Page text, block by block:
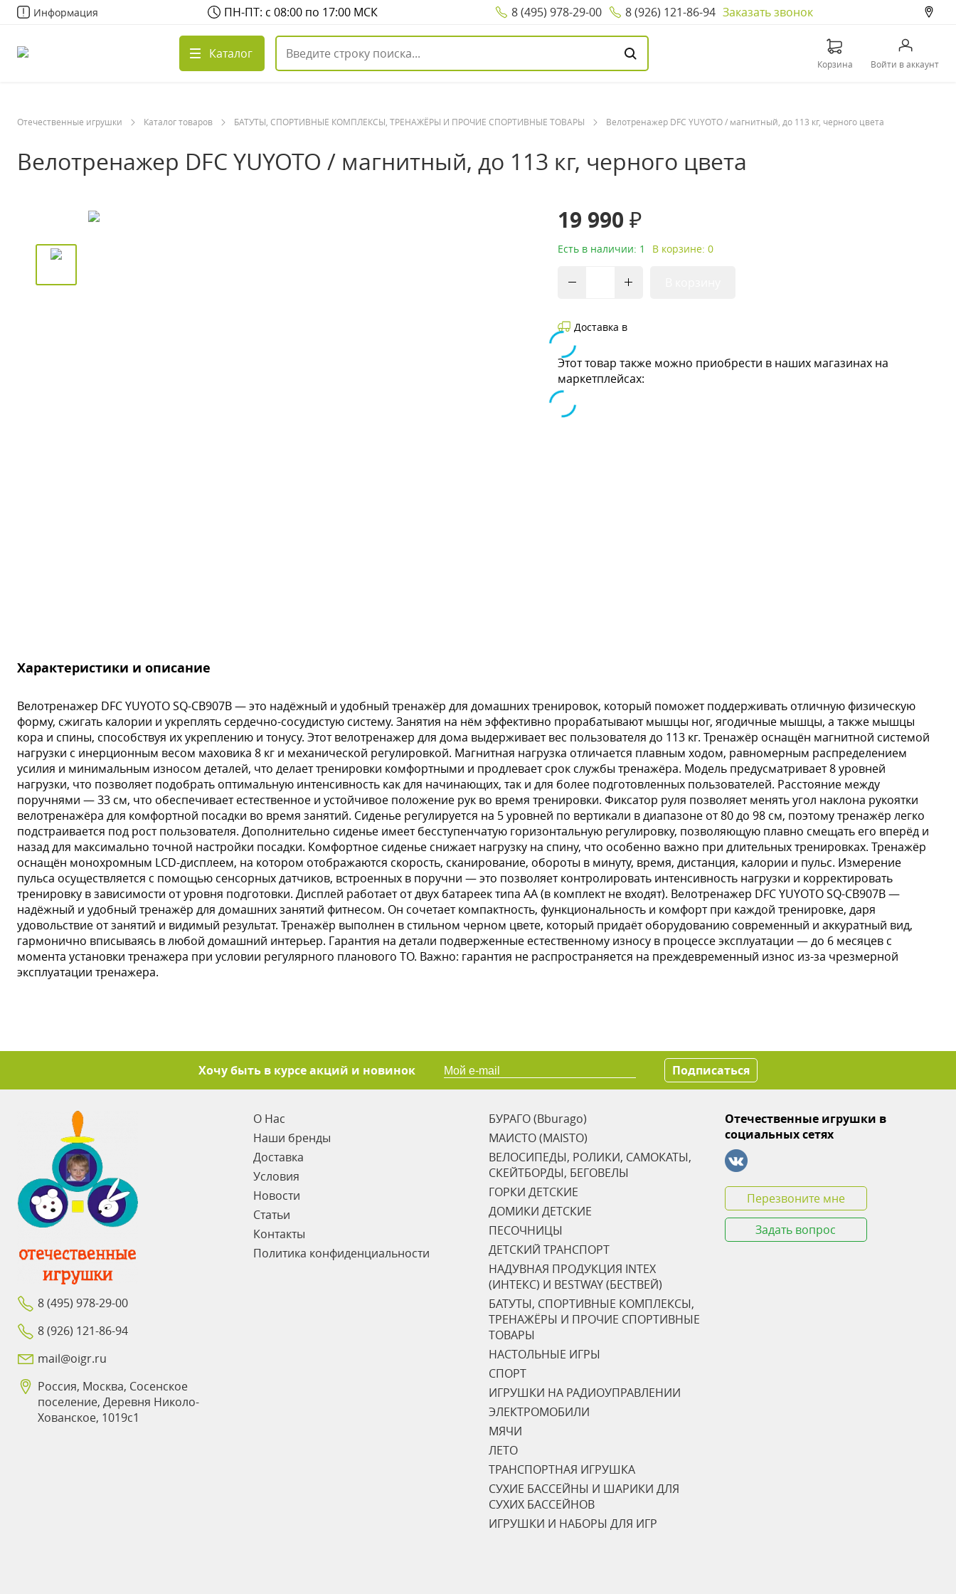
Информация ПН-ПТ: с 08:00 по 17:00 МСК 8 (495) 978-29-00 8 (926) 121-86-94 Заказать звонок
Каталог
Корзина Войти в аккаунт
Отечественные игрушки Каталог товаров БАТУТЫ, СПОРТИВНЫЕ КОМПЛЕКСЫ, ТРЕНАЖЁРЫ И ПРОЧИЕ СПОРТИВНЫЕ ТОВАРЫ Велотренажер DFC YUYOTO / магнитный, до 113 кг, черного цвета
Велотренажер DFC YUYOTO / магнитный, до 113 кг, черного цвета
19 990 ₽
Есть в наличии: 1 В корзине: 0
Доставка в
Этот товар также можно приобрести в наших магазинах на
маркетплейсах:
Характеристики и описание
Велотренажер DFC YUYOTO SQ-CB907B — это надёжный и удобный тренажёр для домашних тренировок, который поможет поддерживать отличную физическую
форму, сжигать калории и укреплять сердечно-сосудистую систему. Занятия на нём эффективно прорабатывают мышцы ног, ягодичные мышцы, а также мышцы
кора и спины, способствуя их укреплению и тонусу. Этот велотренажер для дома выдерживает вес пользователя до 113 кг. Тренажёр оснащён магнитной системой
нагрузки с инерционным весом маховика 8 кг и механической регулировкой. Магнитная нагрузка отличается плавным ходом, равномерным распределением
усилия и минимальным износом деталей, что делает тренировки комфортными и продлевает срок службы тренажёра. Модель предусматривает 8 уровней
нагрузки, что позволяет подобрать оптимальную интенсивность как для начинающих, так и для более подготовленных пользователей. Расстояние между
поручнями — 33 см, что обеспечивает естественное и устойчивое положение рук во время тренировки. Фиксатор руля позволяет менять угол наклона рукоятки
велотренажёра для комфортной посадки во время занятий. Сиденье регулируется на 5 уровней по вертикали в диапазоне от 80 до 98 см, поэтому тренажёр легко
подстраивается под рост пользователя. Дополнительно сиденье имеет бесступенчатую горизонтальную регулировку, позволяющую плавно смещать его вперёд и
назад для максимально точной настройки посадки. Комфортное сиденье снижает нагрузку на спину, что особенно важно при длительных тренировках. Тренажёр
оснащён монохромным LCD-дисплеем, на котором отображаются скорость, сканирование, обороты в минуту, время, дистанция, калории и пульс. Измерение
пульса осуществляется с помощью сенсорных датчиков, встроенных в поручни — это позволяет контролировать интенсивность нагрузки и корректировать
тренировку в зависимости от уровня подготовки. Дисплей работает от двух батареек типа АА (в комплект не входят). Велотренажер DFC YUYOTO SQ-CB907B —
надёжный и удобный тренажёр для домашних занятий фитнесом. Он сочетает компактность, функциональность и комфорт при каждой тренировке, даря
удовольствие от занятий и видимый результат. Тренажёр выполнен в стильном черном цвете, который придаёт оборудованию современный и аккуратный вид,
гармонично вписываясь в любой домашний интерьер. Гарантия на детали подверженные естественному износу в процессе эксплуатации — до 6 месяцев с
момента установки тренажера при условии регулярного планового ТО. Важно: гарантия не распространяется на преждевременный износ из-за чрезмерной
эксплуатации тренажера.
Хочу быть в курсе акций и новинок Подписаться
8 (495) 978-29-00
8 (926) 121-86-94
mail@oigr.ru
Россия, Москва, Сосенское
поселение, Деревня Николо-
Хованское, 1019с1
О Нас
Наши бренды
Доставка
Условия
Новости
Статьи
Контакты
Политика конфиденциальности
БУРАГО (Bburago)
МАИСТО (MAISTO)
ВЕЛОСИПЕДЫ, РОЛИКИ, САМОКАТЫ,
СКЕЙТБОРДЫ, БЕГОВЕЛЫ
ГОРКИ ДЕТСКИЕ
ДОМИКИ ДЕТСКИЕ
ПЕСОЧНИЦЫ
ДЕТСКИЙ ТРАНСПОРТ
НАДУВНАЯ ПРОДУКЦИЯ INTEX
(ИНТЕКС) И BESTWAY (БЕСТВЕЙ)
БАТУТЫ, СПОРТИВНЫЕ КОМПЛЕКСЫ,
ТРЕНАЖЁРЫ И ПРОЧИЕ СПОРТИВНЫЕ
ТОВАРЫ
НАСТОЛЬНЫЕ ИГРЫ
СПОРТ
ИГРУШКИ НА РАДИОУПРАВЛЕНИИ
ЭЛЕКТРОМОБИЛИ
МЯЧИ
ЛЕТО
ТРАНСПОРТНАЯ ИГРУШКА
СУХИЕ БАССЕЙНЫ И ШАРИКИ ДЛЯ
СУХИХ БАССЕЙНОВ
ИГРУШКИ И НАБОРЫ ДЛЯ ИГР
Отечественные игрушки в
социальных сетях
Перезвоните мне
Задать вопрос